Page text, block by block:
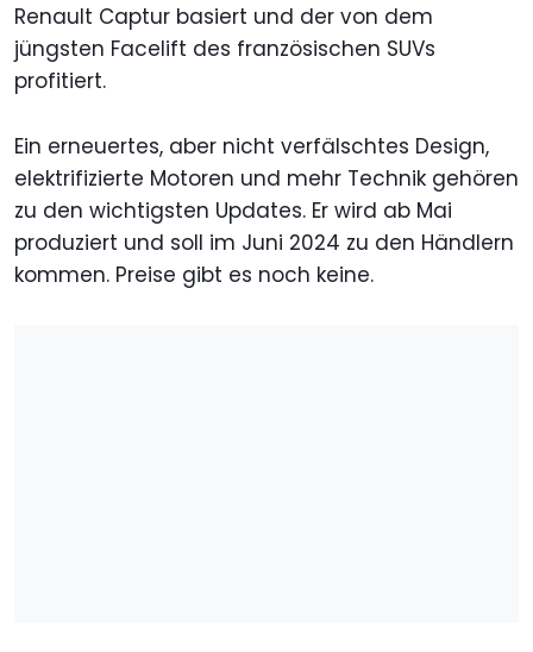
Renault Captur basiert und der von dem
jüngsten Facelift des französischen SUVs
profitiert.
Ein erneuertes, aber nicht verfälschtes Design,
elektrifizierte Motoren und mehr Technik gehören
zu den wichtigsten Updates. Er wird ab Mai
produziert und soll im Juni 2024 zu den Händlern
kommen. Preise gibt es noch keine.